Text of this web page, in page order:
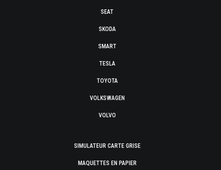
SEAT
SKODA
SMART
TESLA
TOYOTA
VOLKSWAGEN
VOLVO
SIMULATEUR CARTE GRISE
MAQUETTES EN PAPIER